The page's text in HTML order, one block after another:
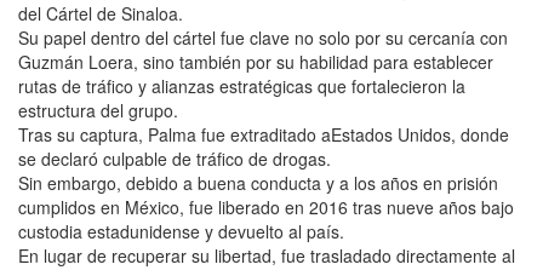
del Cártel de Sinaloa.
Su papel dentro del cártel fue clave no solo por su cercanía con
Guzmán Loera, sino también por su habilidad para establecer
rutas de tráfico y alianzas estratégicas que fortalecieron la
estructura del grupo.
Tras su captura, Palma fue extraditado aEstados Unidos, donde
se declaró culpable de tráfico de drogas.
Sin embargo, debido a buena conducta y a los años en prisión
cumplidos en México, fue liberado en 2016 tras nueve años bajo
custodia estadunidense y devuelto al país.
En lugar de recuperar su libertad, fue trasladado directamente al